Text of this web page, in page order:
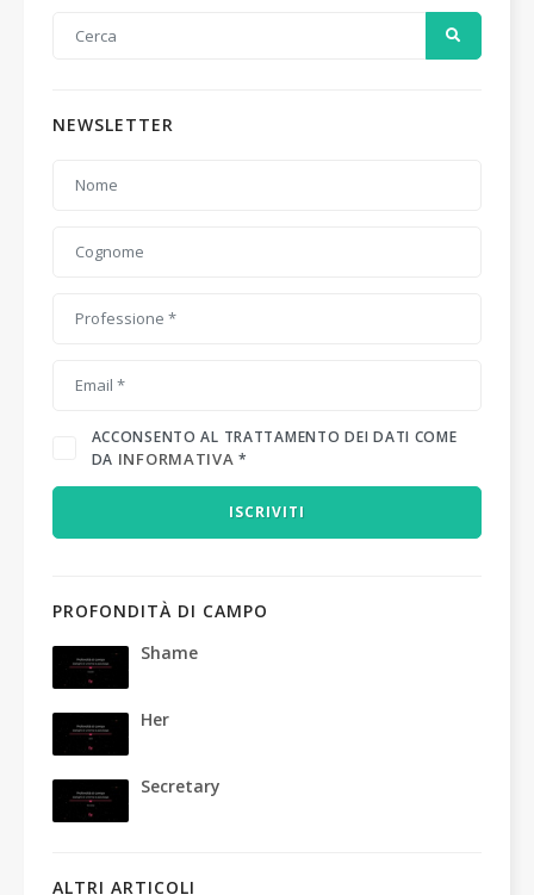
NEWSLETTER
ACCONSENTO AL TRATTAMENTO DEI DATI COME
DA INFORMATIVA *
ISCRIVITI
PROFONDITÀ DI CAMPO
Shame
Her
Secretary
ALTRI ARTICOLI